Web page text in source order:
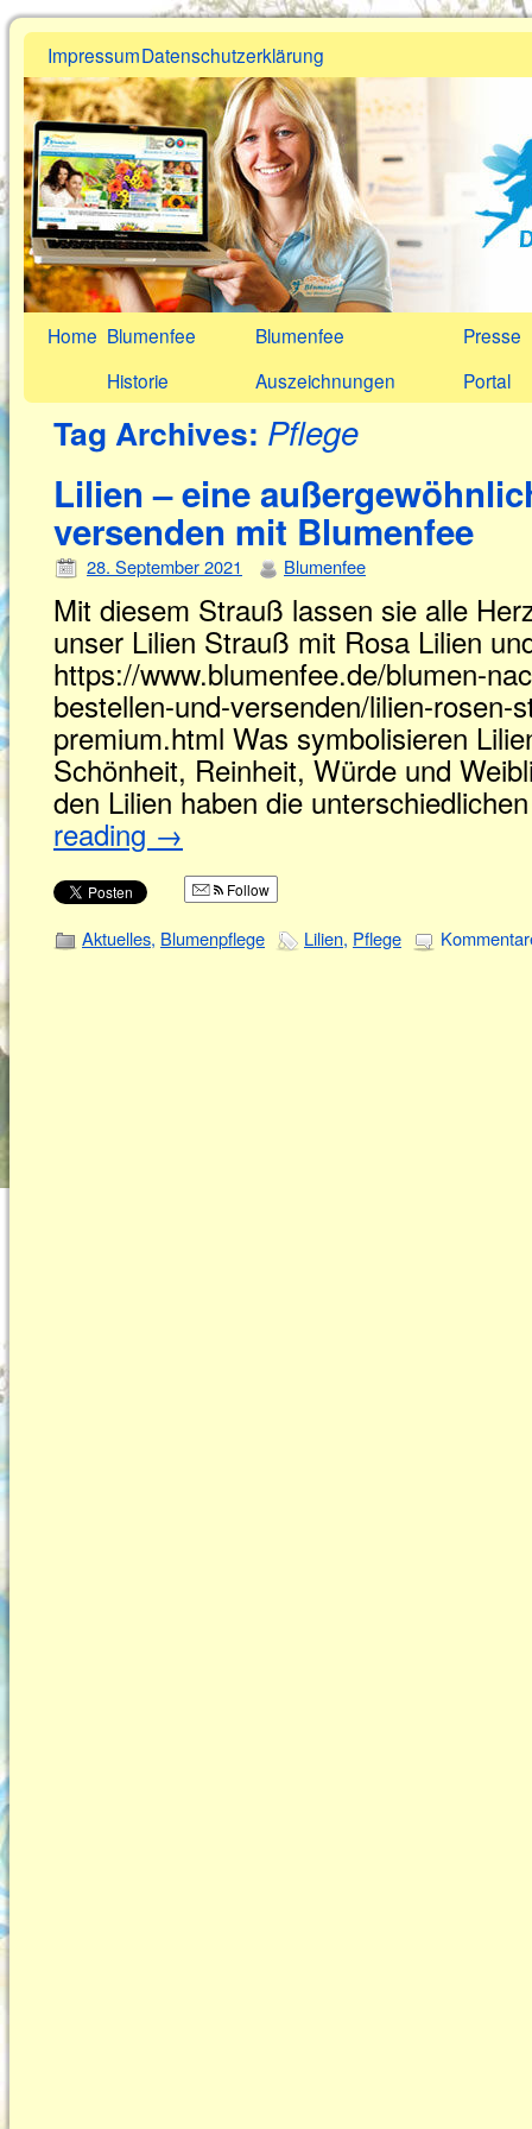
ImpressumDatenschutzerklärung
Home Blumenfee
Historie
Blumenfee
Auszeichnungen
Presse
Portal
Tag Archives: Pflege
Lilien – eine
versenden mit Blumenfee
28. September 2021 Blumenfee
Mit diesem Strauß lassen sie alle
unser Lilien Strauß mit Rosa Lilien
https://www.blumenfee.de/blumen-
bestellen-und-versenden/lilien-rosen-
premium.html Was symbolisieren
Schönheit, Reinheit, Würde und
den Lilien haben die
reading →
Follow
Aktuelles, Blumenpflege Lilien, Pflege